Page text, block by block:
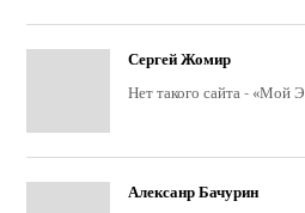
Сергей Жомир
Нет такого сайта - «Мой
Алексанр Бачурин